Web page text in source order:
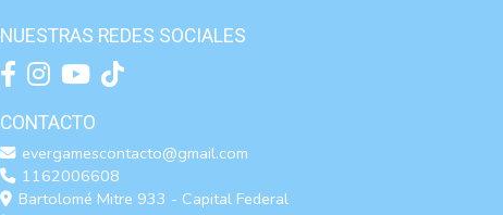
NUESTRAS REDES SOCIALES
CONTACTO
evergamescontacto@gmail.com
1162006608
Bartolomé Mitre 933 - Capital Federal